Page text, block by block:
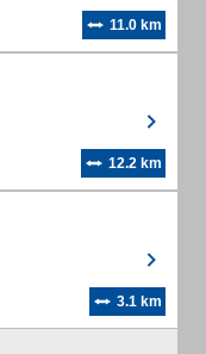
11.0 km
12.2 km
3.1 km